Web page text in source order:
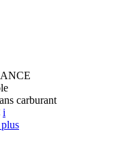
carburant
i